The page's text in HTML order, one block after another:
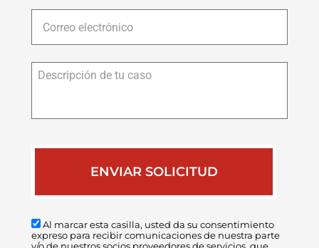
Correo
electrónico *
Descripción
Al marcar esta casilla, usted da su consentimiento
expreso para recibir comunicaciones de nuestra parte